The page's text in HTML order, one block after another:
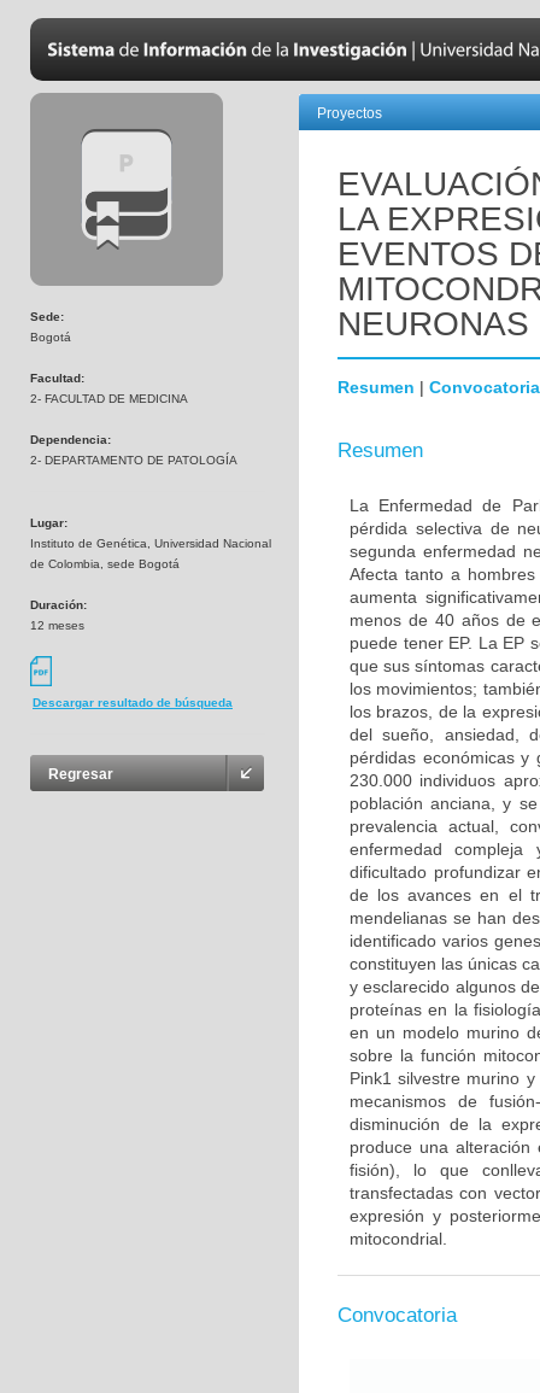
Sede:
Bogotá
Facultad:
2- FACULTAD DE MEDICINA
Dependencia:
2- DEPARTAMENTO DE PATOLOGÍA
Lugar:
Instituto de Genética, Universidad Nacional
de Colombia, sede Bogotá
Duración:
12 meses
Descargar resultado de búsqueda
Regresar
Proyectos
LA
EVENTOS
Resumen | Convocatoria
Resumen
La Enfermedad de
pérdida selectiva de
segunda enfermedad
Afecta tanto a
aumenta
menos de 40 años de
puede tener EP. La EP
que sus síntomas
los movimientos;
los brazos, de la
del sueño, ansiedad,
pérdidas económicas y
230.000 individuos
población anciana, y
prevalencia actual,
enfermedad
dificultado profundizar
de los avances en el
mendelianas se han
identificado varios
constituyen las únicas
y esclarecido algunos
proteínas en la
en un modelo murino
sobre la función
Pink1 silvestre murino
mecanismos de
disminución de la
produce una
fisión), lo que
transfectadas con
expresión y
mitocondrial.
Convocatoria